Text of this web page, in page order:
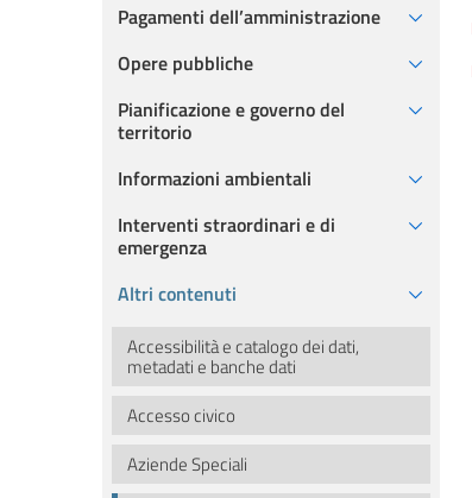
Pagamenti dell’amministrazione
Opere pubbliche
Pianificazione e governo del
territorio
Informazioni ambientali
Interventi straordinari e di
emergenza
Altri contenuti
Accessibilità e catalogo dei dati,
metadati e banche dati
Accesso civico
Aziende Speciali